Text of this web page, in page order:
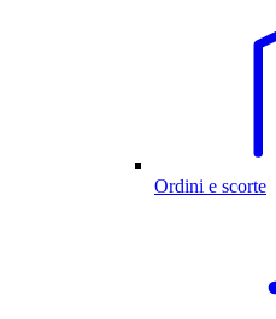
Ordini e scorte